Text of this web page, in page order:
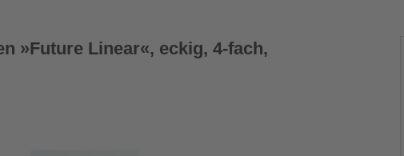
»Future Linear«, eckig, 4-fach,